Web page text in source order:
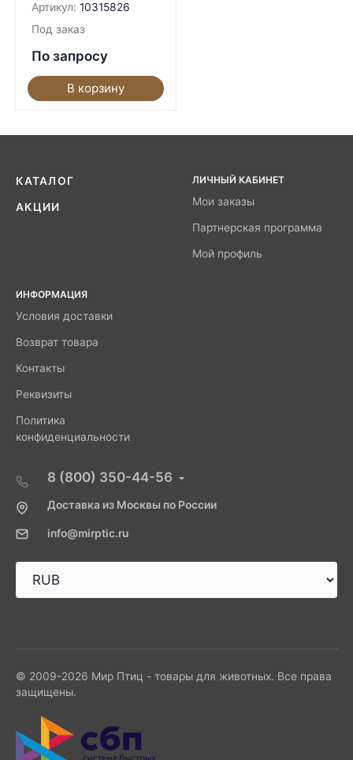
Артикул: 10315826
Под заказ
По запросу
В корзину
КАТАЛОГ
АКЦИИ
ЛИЧНЫЙ КАБИНЕТ
Мои заказы
Партнерская программа
Мой профиль
ИНФОРМАЦИЯ
Условия доставки
Возврат товара
Контакты
Реквизиты
Политика
конфиденциальности
8 (800) 350-44-56
Доставка из Москвы по России
info@mirptic.ru
© 2009-2026 Мир Птиц - товары для животных. Все права
защищены.